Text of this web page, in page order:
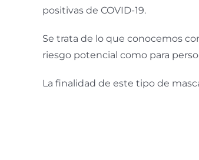
positivas de COVID-19.
Se trata de lo que conocemos
riesgo potencial como para
La finalidad de este tipo de